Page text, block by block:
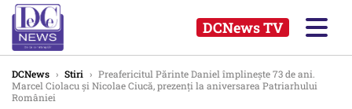
DCNews TV
DCNews › Stiri › Preafericitul Părinte Daniel împlinește 73 de ani.
Marcel Ciolacu și Nicolae Ciucă, prezenți la aniversarea Patriarhului
României